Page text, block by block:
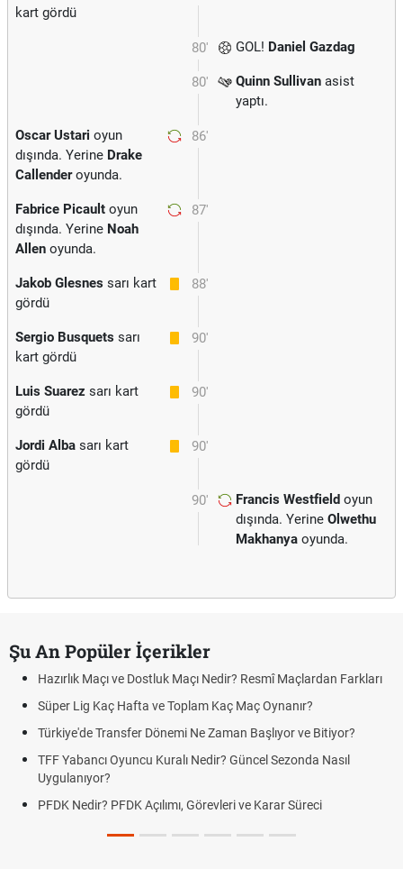
kart gördü
80' GOL! Daniel Gazdag
80' Quinn Sullivan asist
yaptı.
86'
Oscar Ustari oyun
dışında. Yerine Drake
Callenderoyunda.
87'
Fabrice Picault oyun
dışında. Yerine Noah
Allen oyunda.
88'
Jakob Glesnes sarı kart
gördü
90'
Sergio Busquets sarı
kart gördü
90'
Luis Suarez sarı kart
gördü
90'
Jordi Alba sarı kart
gördü
90' Francis Westfield oyun
dışında. Yerine Olwethu
Makhanya oyunda.
Şu An Popüler İçerikler
Hazırlık Maçı ve Dostluk Maçı Nedir? Resmî Maçlardan Farkları
Süper Lig Kaç Hafta ve Toplam Kaç Maç Oynanır?
Türkiye'de Transfer Dönemi Ne Zaman Başlıyor ve Bitiyor?
TFF Yabancı Oyuncu Kuralı Nedir? Güncel Sezonda Nasıl
Uygulanıyor?
PFDK Nedir? PFDK Açılımı, Görevleri ve Karar Süreci